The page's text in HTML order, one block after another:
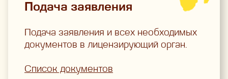
Подача заявления
Подача заявления и всех необходимых
документов в лицензирующий орган.
Список документов